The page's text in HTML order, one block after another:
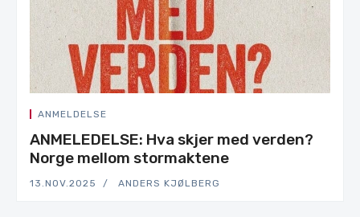
ANMELDELSE
ANMELEDELSE: Hva skjer med verden?
Norge mellom stormaktene
13.NOV.2025 ANDERS KJØLBERG